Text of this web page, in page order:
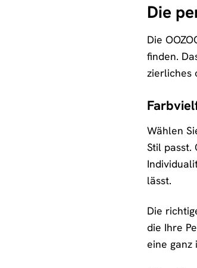
Die
Die
finden.
zierliches
Wählen
Stil passt.
lässt.
Die
die Ihre
eine ganz